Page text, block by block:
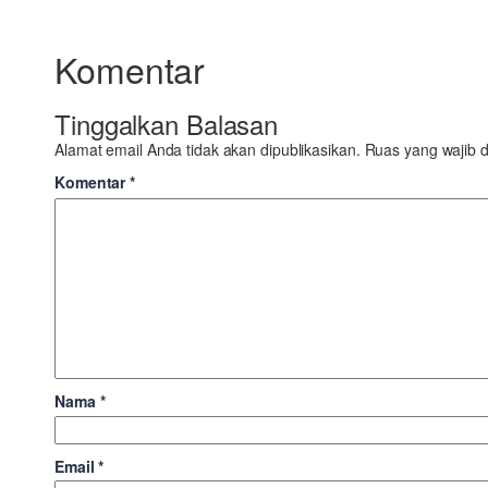
Komentar
Tinggalkan Balasan
Alamat email Anda tidak akan dipublikasikan. Ruas yang wajib
Komentar*
Nama *
Email*